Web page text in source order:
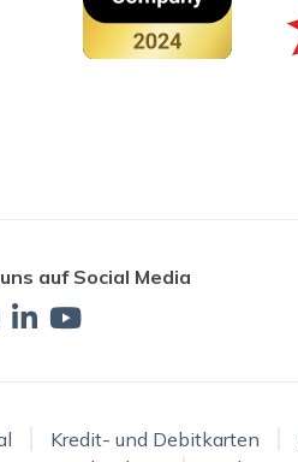
auf Social Media
Kredit- und Debitkarten